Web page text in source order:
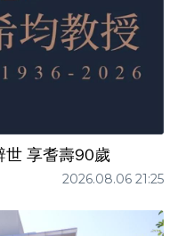
世 享耆壽90歲
2026.08.06 21:25